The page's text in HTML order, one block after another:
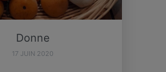
Donne
17 JUIN 2020